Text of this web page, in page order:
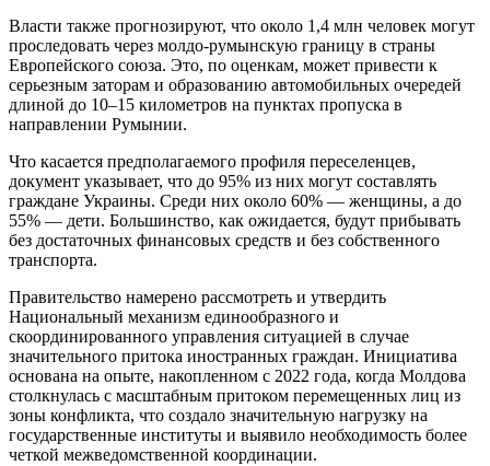
Власти также прогнозируют, что около 1,4 млн человек могут
проследовать через молдо-румынскую границу в страны
Европейского союза. Это, по оценкам, может привести к
серьезным заторам и образованию автомобильных очередей
длиной до 10–15 километров на пунктах пропуска в
направлении Румынии.
Что касается предполагаемого профиля переселенцев,
документ указывает, что до 95% из них могут составлять
граждане Украины. Среди них около 60% — женщины, а до
55% — дети. Большинство, как ожидается, будут прибывать
без достаточных финансовых средств и без собственного
транспорта.
Правительство намерено рассмотреть и утвердить
Национальный механизм единообразного и
скоординированного управления ситуацией в случае
значительного притока иностранных граждан. Инициатива
основана на опыте, накопленном с 2022 года, когда Молдова
столкнулась с масштабным притоком перемещенных лиц из
зоны конфликта, что создало значительную нагрузку на
государственные институты и выявило необходимость более
четкой межведомственной координации.